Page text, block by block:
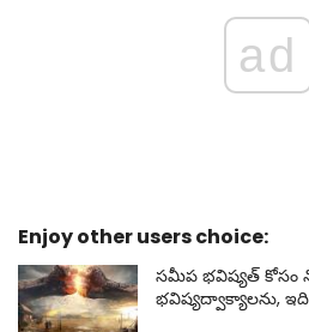
ad
Enjoy other users choice:
సమీప భవిష్యత్ కోసం
భవిష్యద్వాక్యాలను,